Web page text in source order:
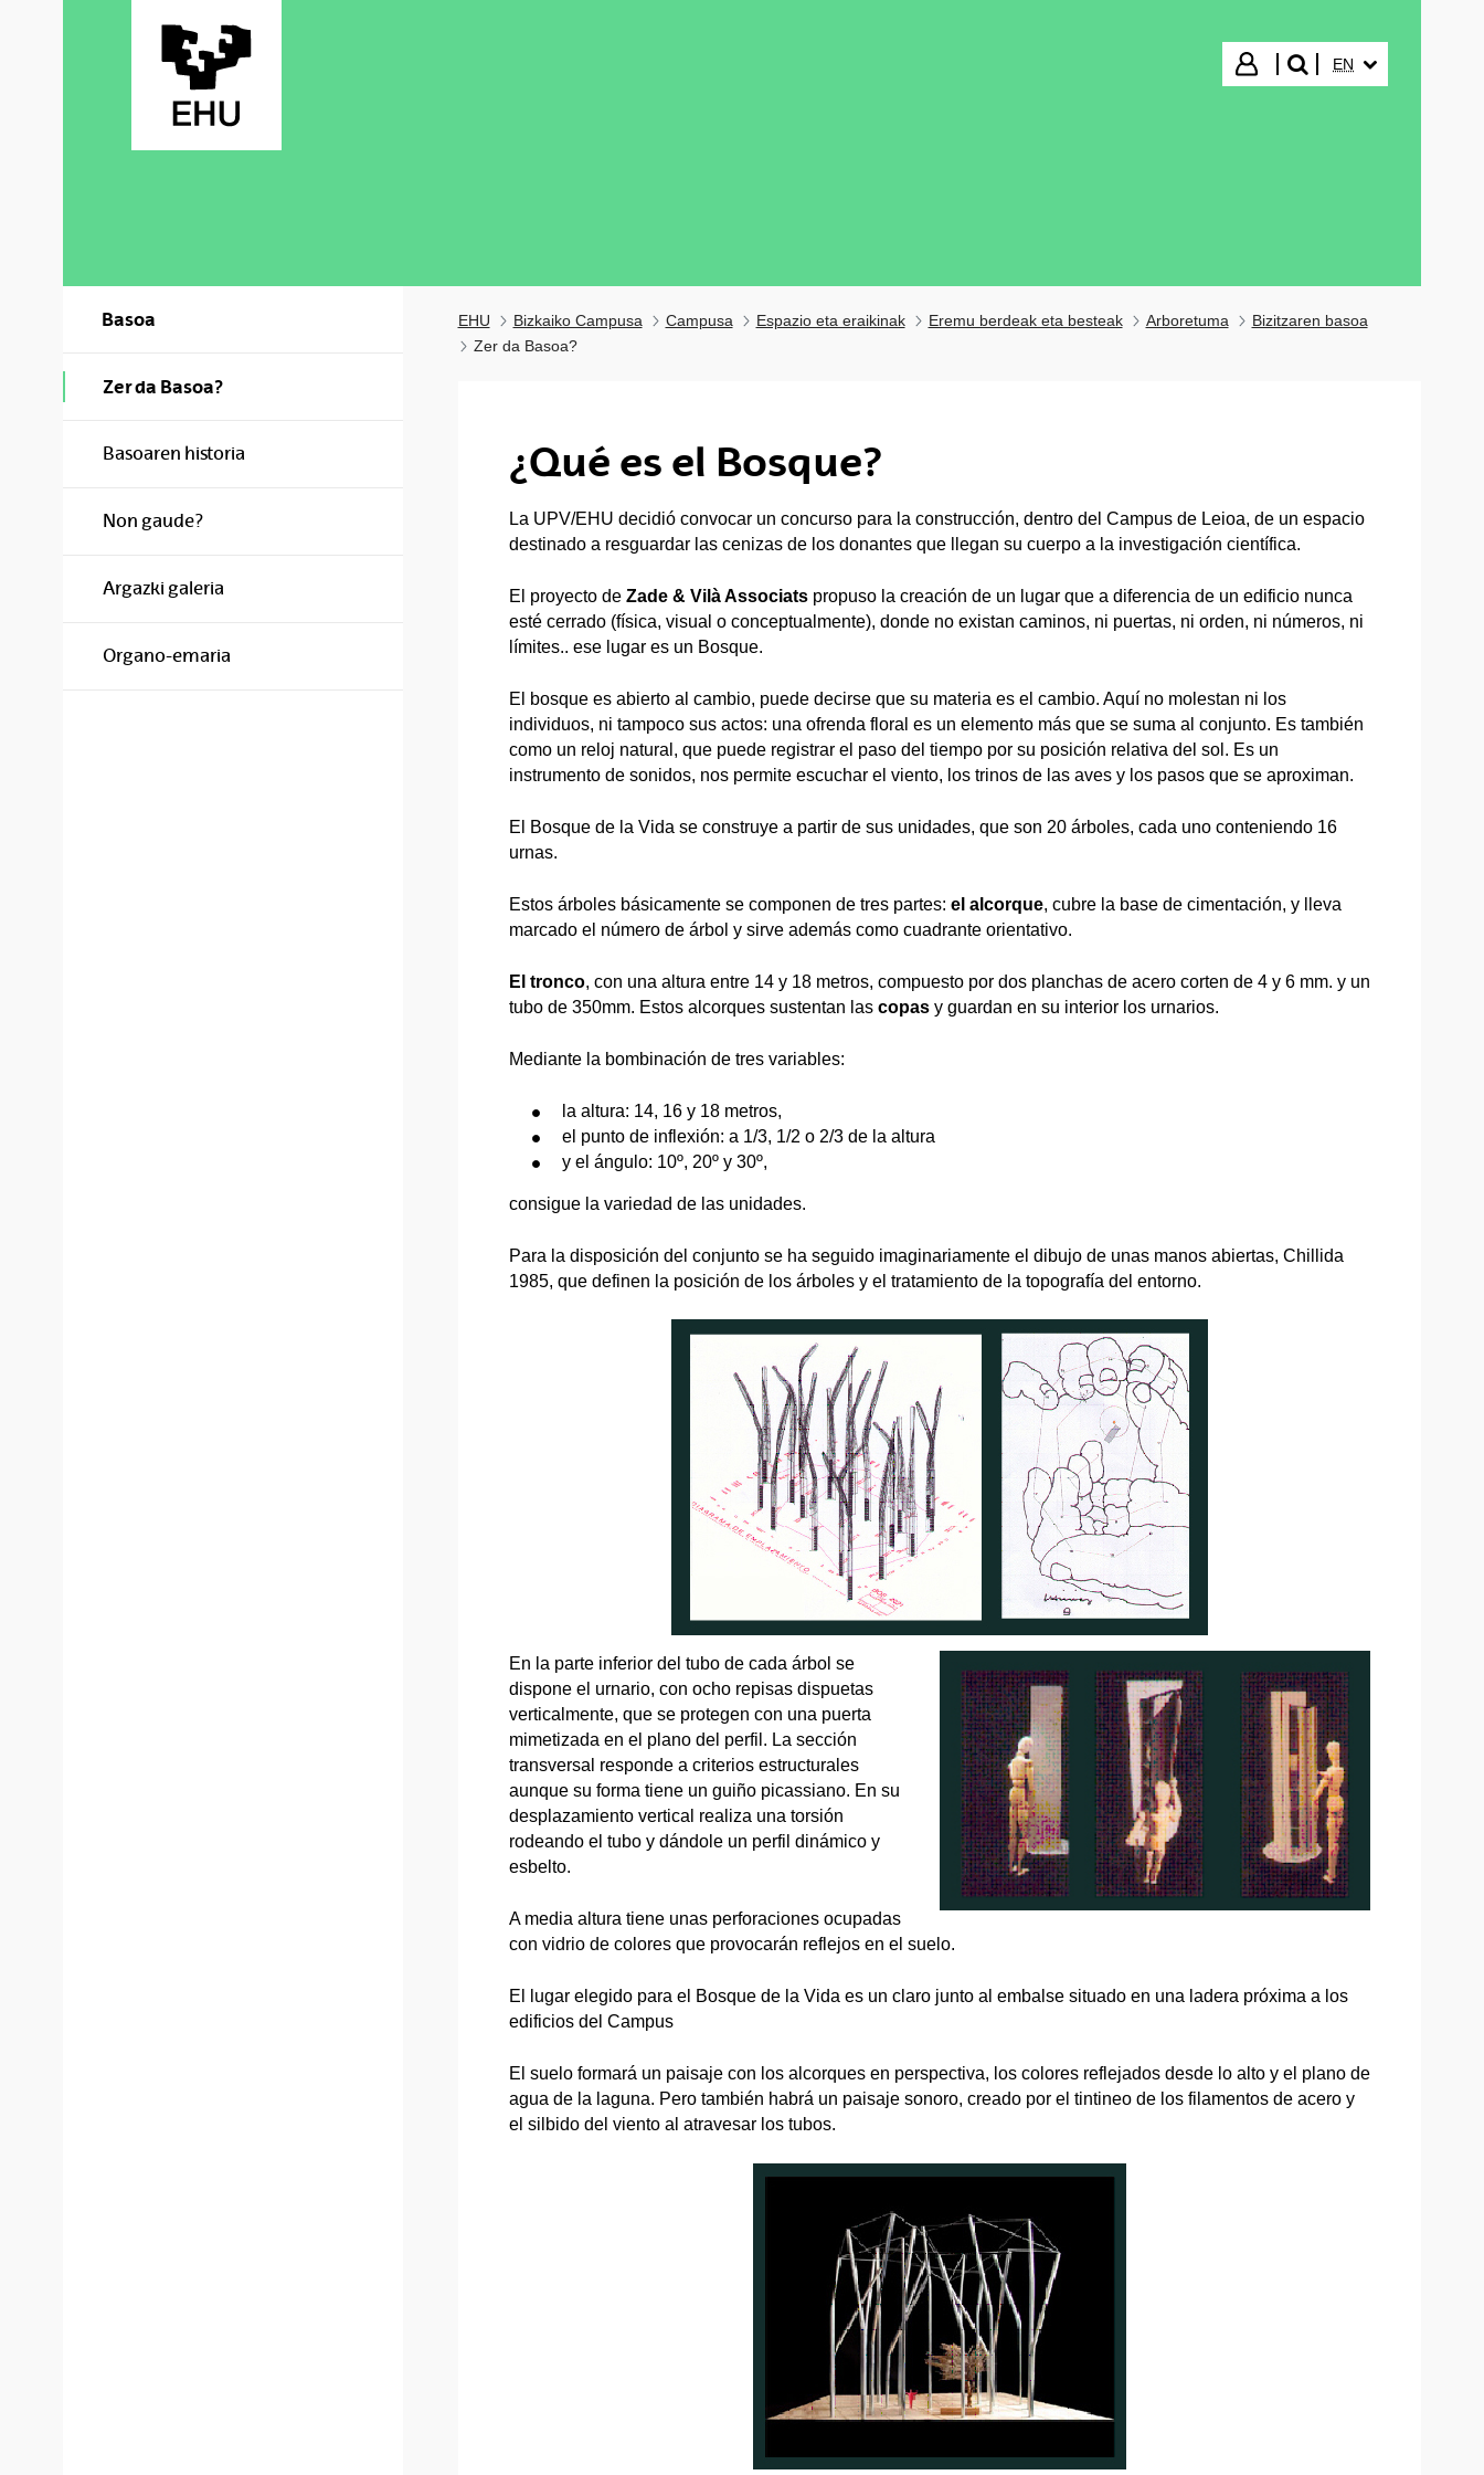
Login
search"
EN
Basoa
Zer da Basoa?
Basoaren historia
Non gaude?
Argazki galeria
Organo-emaria
EHU Bizkaiko Campusa Campusa Espazio eta eraikinak Eremu berdeak eta besteak Arboretuma
Bizitzaren basoa
Zer da Basoa?
¿Qué es el Bosque?
La UPV/EHU decidió convocar un concurso para la construcción, dentro del Campus de Leioa, de un espacio
destinado a resguardar las cenizas de los donantes que llegan su cuerpo a la investigación científica.
El proyecto de Zade & Vilà Associatspropuso la creación de un lugar que a diferencia de un edificio nunca
esté cerrado (física, visual o conceptualmente), donde no existan caminos, ni puertas, ni orden, ni números, ni
límites.. ese lugar es un Bosque.
El bosque es abierto al cambio, puede decirse que su materia es el cambio. Aquí no molestan ni los
individuos, ni tampoco sus actos: una ofrenda floral es un elemento más que se suma al conjunto. Es también
como un reloj natural, que puede registrar el paso del tiempo por su posición relativa del sol. Es un
instrumento de sonidos, nos permite escuchar el viento, los trinos de las aves y los pasos que se aproximan.
El Bosque de la Vida se construye a partir de sus unidades, que son 20 árboles, cada uno conteniendo 16
urnas.
Estos árboles básicamente se componen de tres partes: el alcorque, cubre la base de cimentación, y lleva
marcado el número de árbol y sirve además como cuadrante orientativo.
El tronco, con una altura entre 14 y 18 metros, compuesto por dos planchas de acero corten de 4 y 6 mm. y un
tubo de 350mm. Estos alcorques sustentan las copasy guardan en su interior los urnarios.
Mediante la bombinación de tres variables:
la altura: 14, 16 y 18 metros,
el punto de inflexión: a 1/3, 1/2 o 2/3 de la altura
y el ángulo: 10º, 20º y 30º,
consigue la variedad de las unidades.
Para la disposición del conjunto se ha seguido imaginariamente el dibujo de unas manos abiertas, Chillida
1985, que definen la posición de los árboles y el tratamiento de la topografía del entorno.
En la parte inferior del tubo de cada árbol se
dispone el urnario, con ocho repisas dispuetas
verticalmente, que se protegen con una puerta
mimetizada en el plano del perfil. La sección
transversal responde a criterios estructurales
aunque su forma tiene un guiño picassiano. En su
desplazamiento vertical realiza una torsión
rodeando el tubo y dándole un perfil dinámico y
esbelto.
A media altura tiene unas perforaciones ocupadas
con vidrio de colores que provocarán reflejos en el suelo.
El lugar elegido para el Bosque de la Vida es un claro junto al embalse situado en una ladera próxima a los
edificios del Campus
El suelo formará un paisaje con los alcorques en perspectiva, los colores reflejados desde lo alto y el plano de
agua de la laguna. Pero también habrá un paisaje sonoro, creado por el tintineo de los filamentos de acero y
el silbido del viento al atravesar los tubos.